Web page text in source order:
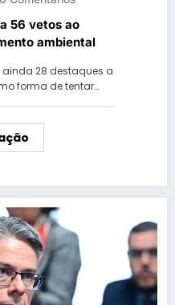
56 vetos ao
ambiental
28 destaques a
forma de tentar…